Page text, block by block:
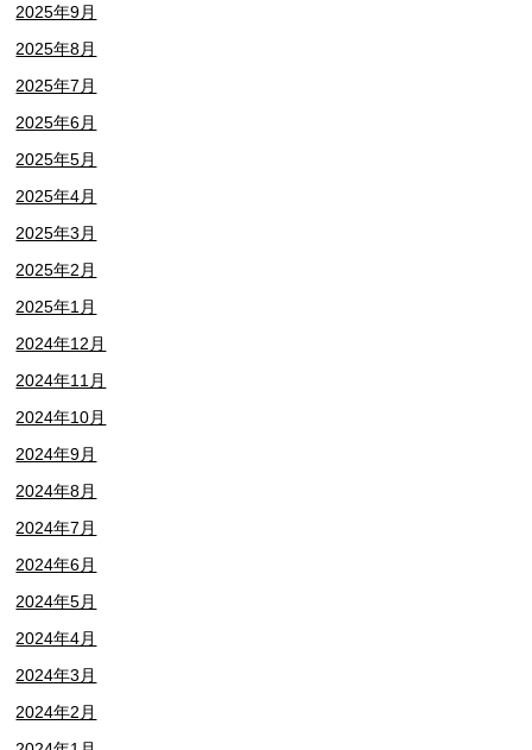
2025年9月
2025年8月
2025年7月
2025年6月
2025年5月
2025年4月
2025年3月
2025年2月
2025年1月
2024年12月
2024年11月
2024年10月
2024年9月
2024年8月
2024年7月
2024年6月
2024年5月
2024年4月
2024年3月
2024年2月